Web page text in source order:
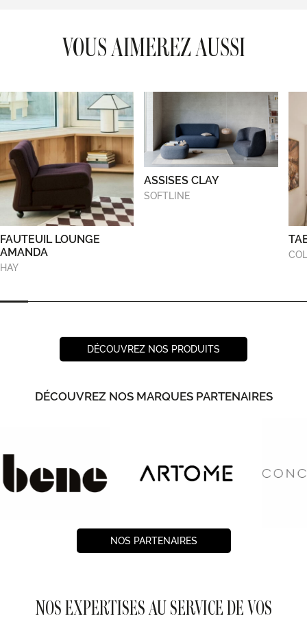
VOUS AIMEREZ AUSSI
FAUTEUIL LOUNGE
AMANDA
HAY
ASSISES CLAY
SOFTLINE
DÉCOUVREZ NOS PRODUITS
DÉCOUVREZ NOS MARQUES PARTENAIRES
NOS PARTENAIRES
NOS EXPERTISES AU SERVICE DE VOS